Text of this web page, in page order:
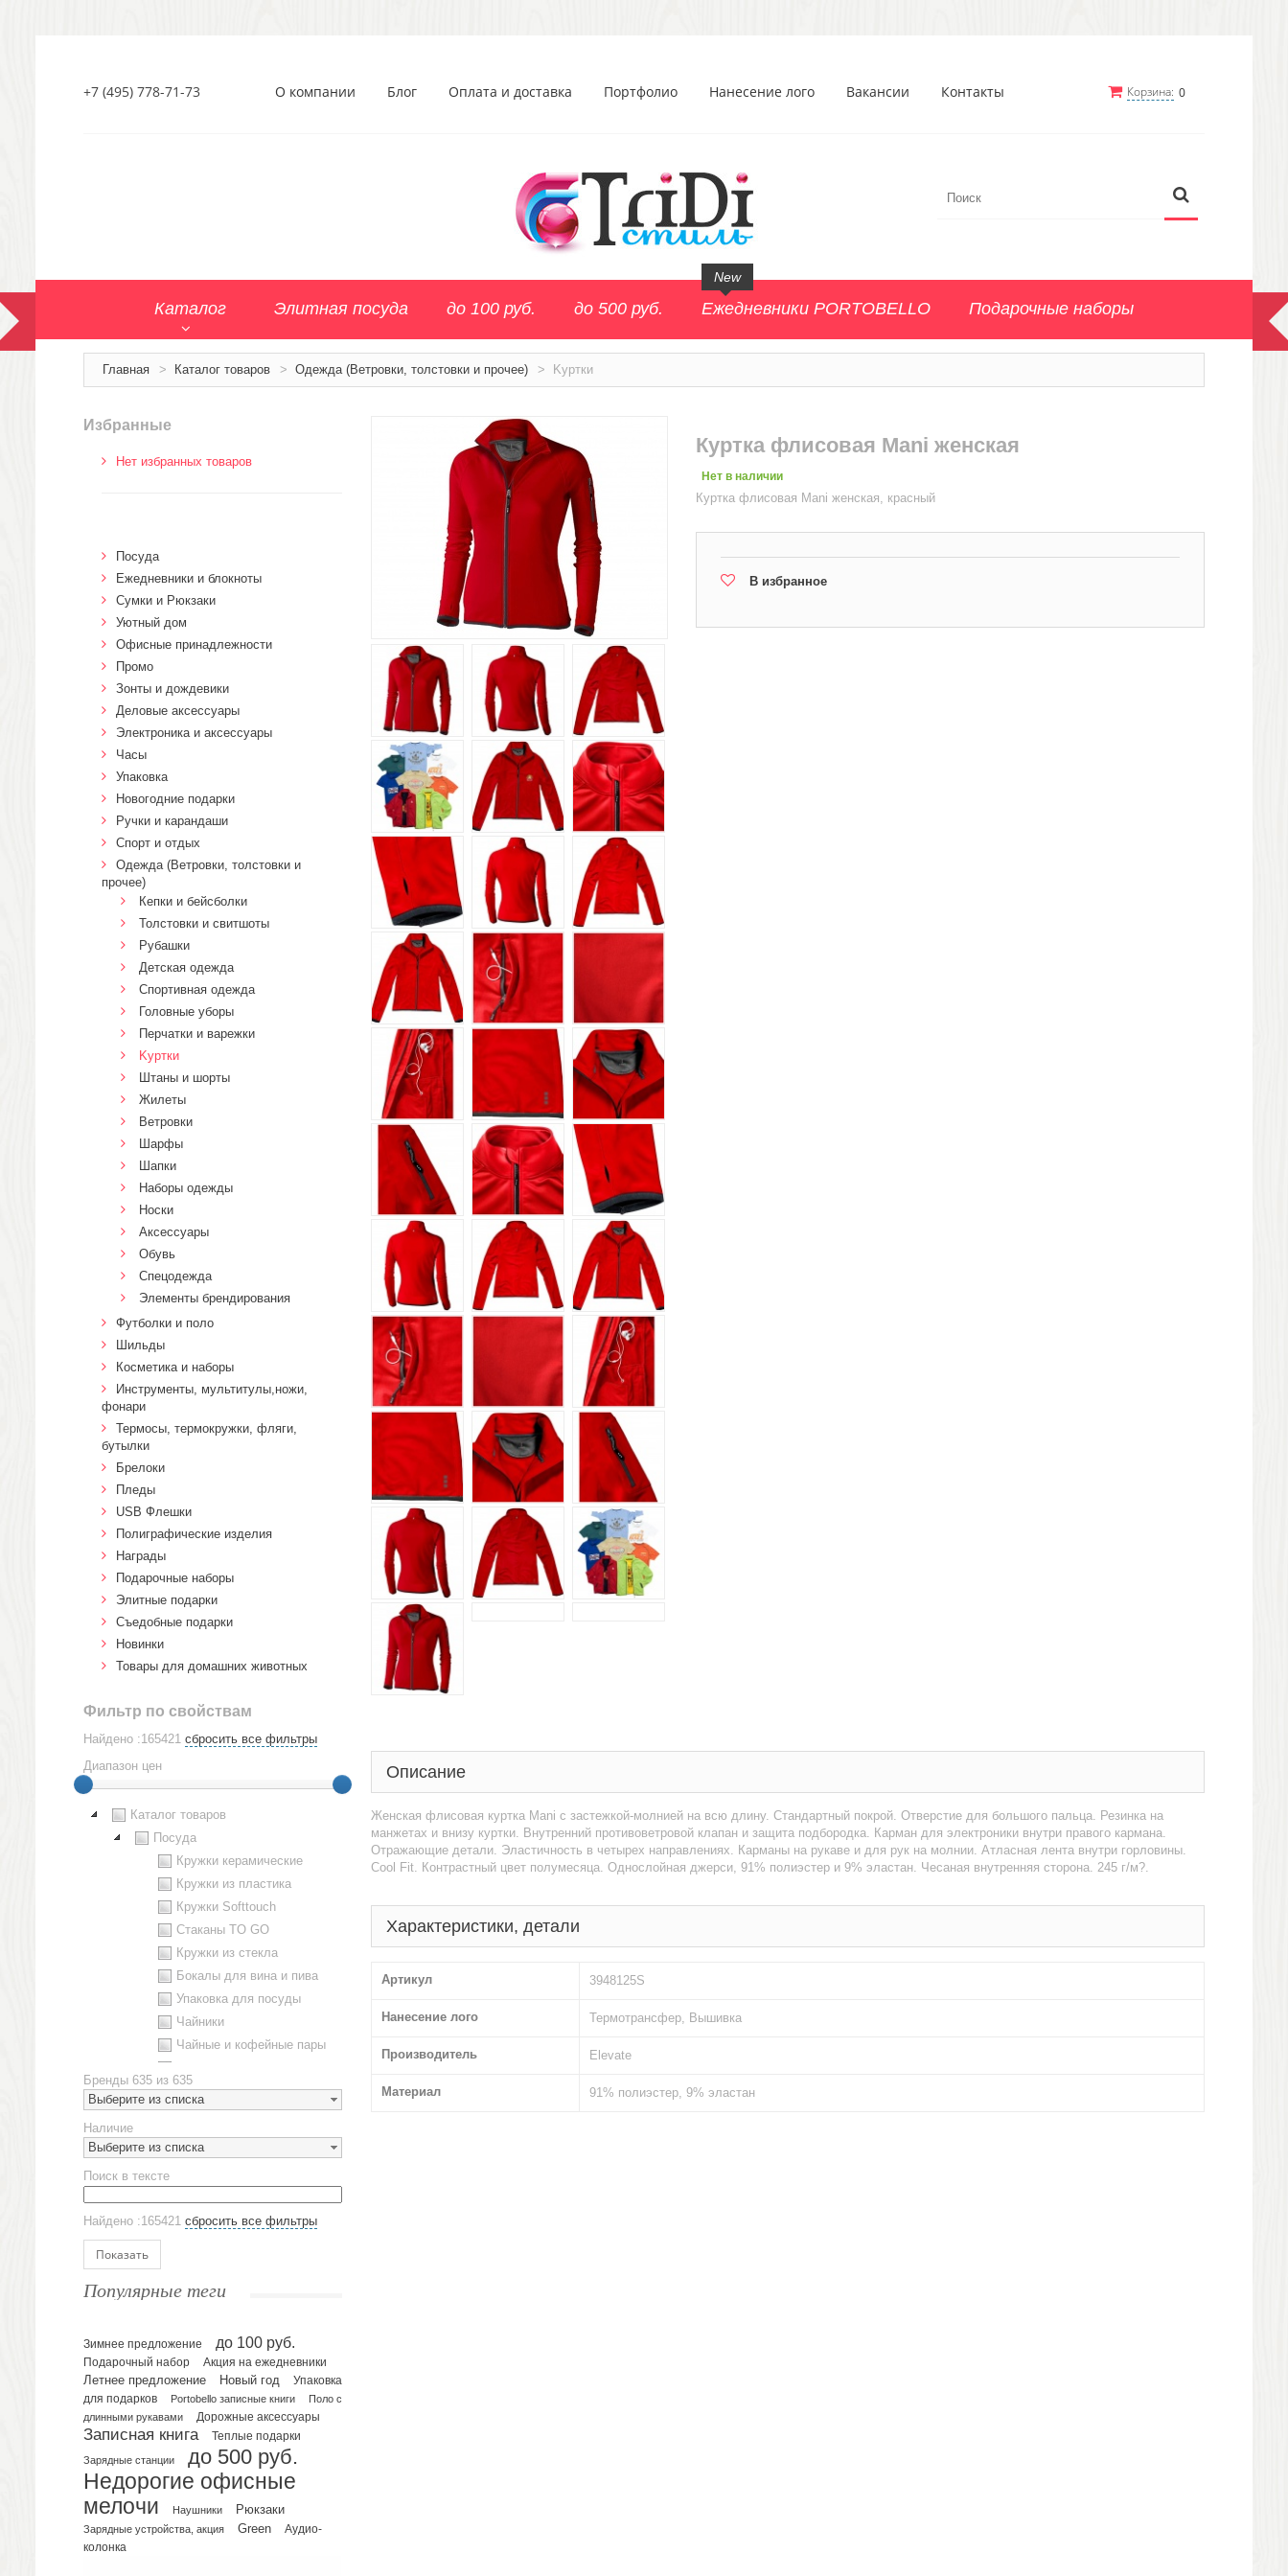
Корзина: 0
+7 (495) 778-71-73 О компании Блог Оплата и доставка Портфолио Нанесение лого Вакансии Контакты
Каталог Элитная посуда до 100 руб. до 500 руб. Ежедневники PORTOBELLO
New
Подарочные наборы
Главная > Каталог товаров > Одежда (Ветровки, толстовки и прочее) > Kуртки
Куртка флисовая Mani женская
Нет в наличии
Куртка флисовая Mani женская, красный
В избранное
Описание
Женская флисовая куртка Mani с застежкой-молнией на всю длину. Стандартный покрой. Отверстие для большого пальца. Резинка на
манжетах и внизу куртки. Внутренний противоветровой клапан и защита подбородка. Карман для электроники внутри правого кармана.
Отражающие детали. Эластичность в четырех направлениях. Карманы на рукаве и для рук на молнии. Атласная лента внутри горловины.
Cool Fit. Контрастный цвет полумесяца. Однослойная джерси, 91% полиэстер и 9% эластан. Чесаная внутренняя сторона. 245 г/м?.
Характеристики, детали
Артикул 3948125S
Нанесение лого Термотрансфер, Вышивка
Производитель Elevate
Материал 91% полиэстер, 9% эластан
Избранные
Нет избранных товаров
Посуда
Ежедневники и блокноты
Сумки и Рюкзаки
Уютный дом
Офисные принадлежности
Промо
Зонты и дождевики
Деловые аксессуары
Электроника и аксессуары
Часы
Упаковка
Новогодние подарки
Ручки и карандаши
Спорт и отдых
Одежда (Ветровки, толстовки и
прочее)
Кепки и бейсболки
Толстовки и свитшоты
Рубашки
Детская одежда
Спортивная одежда
Головные уборы
Перчатки и варежки
Kуртки
Штаны и шорты
Жилеты
Ветровки
Шарфы
Шапки
Наборы одежды
Носки
Аксессуары
Обувь
Спецодежда
Элементы брендирования
Футболки и поло
Шильды
Косметика и наборы
Инструменты, мультитулы,ножи,
фонари
Термосы, термокружки, фляги,
бутылки
Брелоки
Пледы
USB Флешки
Полиграфические изделия
Награды
Подарочные наборы
Элитные подарки
Cъедобные подарки
Новинки
Товары для домашних животных
Фильтр по свойствам
Найдено :165421 сбросить все фильтры
Диапазон цен
Каталог товаров
Посуда
Кружки керамические
Кружки из пластика
Кружки Softtouch
Стаканы TO GO
Кружки из стекла
Бокалы для вина и пива
Упаковка для посуды
Чайники
Чайные и кофейные пары
Наборы посуды
Предметы сервировки
Стаканы
Эко кружки
ЕВРОПОСУДА
Аксессуары
Ежедневники и блокноты
Датированные ежедневники
Планинги и телефонные книжки
Планинги датированные
Планинги недатированные
Телефонные книжки
Еженедельники
Органайзер на ежедневник
Сумки и Рюкзаки
Сумки для планшетов и ноутбуков
Рюкзаки
Бренды 635 из 635
Выберите из списка
Наличие
Выберите из списка
Поиск в тексте
Найдено :165421 сбросить все фильтры
Показать
Популярные теги
Зимнее предложение до 100 руб.
Подарочный набор Акция на ежедневники
Летнее предложение Новый год
Упаковка
для подарков
Portobello записные книги
Поло с
длинными рукавами
Дорожные аксессуары
Записная книга Теплые подарки
Зарядные станции
до 500 руб.
Недорогие офисные
мелочи
Наушники Рюкзаки
Зарядные устройства, акция Green
Аудио-
колонка